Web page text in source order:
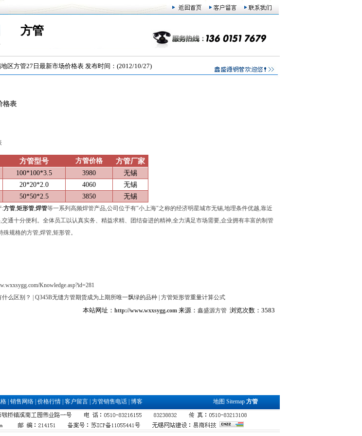
方管
区方管27日最新市场价格表 发布时间：(2012/10/27)
格表
方管型号 方管价格
方管厂家
100*100*3.5 3980
无锡
20*20*2.0 4060
无锡
50*50*2.5 3850 无锡
:方管,矩形管,焊管等一系列高频焊管产品,公司位于有"小上海"之称的经济明星城市无锡,地理条件优越,靠近
通十分便利。全体员工以认真实务、精益求精、团结奋进的精神,全力满足市场需要,企业拥有丰富的制管
规格的方管,焊管,矩形管。
Knowledge.asp?id=281
么区别？ Q345B无缝方管期货成为上期所唯一飘绿的品种| 方管矩形管重量计算公式
本站网址： http://www.wxxsygg.com来源： 鑫盛源方管浏览次数：3583
销售网络 价格行情 客户留言 方管销售电话 博客 地图 Sitemap 方管